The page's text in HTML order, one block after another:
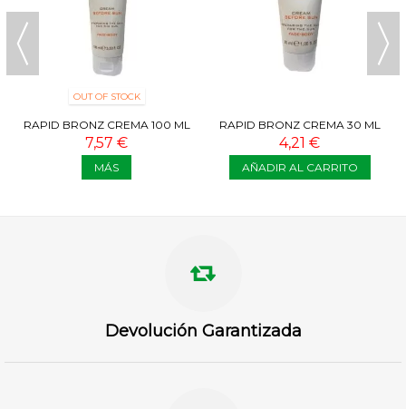
OUT OF STOCK
RAPID BRONZ CREMA 100 ML
7,57 €
MÁS
RAPID BRONZ CREMA 30 ML
4,21 €
AÑADIR AL CARRITO
Devolución Garantizada